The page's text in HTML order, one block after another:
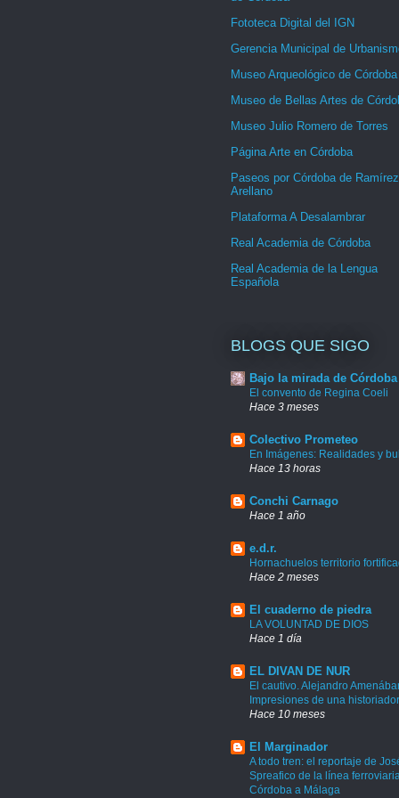
Fototeca Digital del IGN
Gerencia Municipal de
Museo Arqueológico de Córdoba
Museo de Bellas Artes de
Museo Julio Romero de Torres
Página Arte en Córdoba
Paseos por Córdoba de
Arellano
Plataforma A Desalambrar
Real Academia de Córdoba
Real Academia de la Lengua
Española
BLOGS QUE SIGO
Bajo la mirada de Córdoba
El convento de Regina Coeli
Hace 3 meses
Colectivo Prometeo
En Imágenes: Realidades y
Hace 13 horas
Conchi Carnago
Hace 1 año
e.d.r.
Hornachuelos territorio
Hace 2 meses
El cuaderno de piedra
LA VOLUNTAD DE DIOS
Hace 1 día
EL DIVAN DE NUR
El cautivo. Alejandro
Impresiones de una
Hace 10 meses
El Marginador
A todo tren: el reportaje de
Spreafico de la línea
Córdoba a Málaga